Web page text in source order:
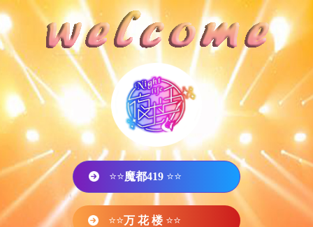
⭐⭐魔都419 ⭐⭐
⭐⭐万 花 楼 ⭐⭐